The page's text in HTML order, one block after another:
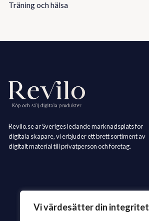
Vi värdesätter din integritet
Träning och hälsa
Revilo.se är Sveriges ledande marknadsplats för
digitala skapare, vi erbjuder ett brett sortiment av
digitalt material till privatperson och företag.